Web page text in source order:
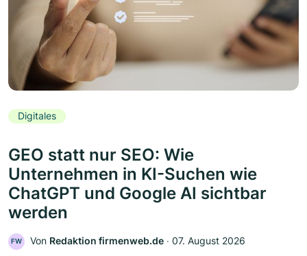
Digitales
GEO statt nur SEO: Wie
Unternehmen in KI-Suchen wie
ChatGPT und Google AI sichtbar
werden
FW Von Redaktion firmenweb.de ‧ 07. August 2026